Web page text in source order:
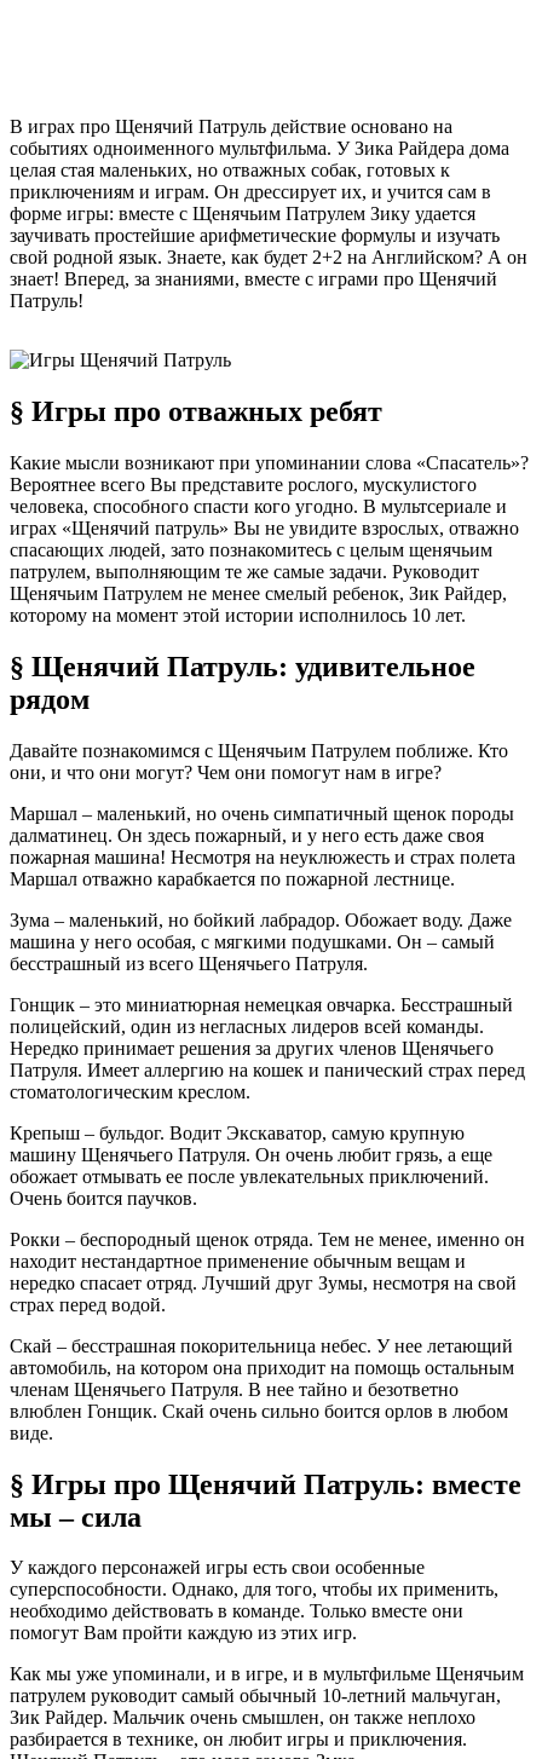
В играх про Щенячий Патруль действие основано на
событиях одноименного мультфильма. У Зика Райдера дома
целая стая маленьких, но отважных собак, готовых к
приключениям и играм. Он дрессирует их, и учится сам в
форме игры: вместе с Щенячьим Патрулем Зику удается
заучивать простейшие арифметические формулы и изучать
свой родной язык. Знаете, как будет 2+2 на Английском? А он
знает! Вперед, за знаниями, вместе с играми про Щенячий
Патруль!
§ Игры про отважных ребят
Какие мысли возникают при упоминании слова «Спасатель»?
Вероятнее всего Вы представите рослого, мускулистого
человека, способного спасти кого угодно. В мультсериале и
играх «Щенячий патруль» Вы не увидите взрослых, отважно
спасающих людей, зато познакомитесь с целым щенячьим
патрулем, выполняющим те же самые задачи. Руководит
Щенячьим Патрулем не менее смелый ребенок, Зик Райдер,
которому на момент этой истории исполнилось 10 лет.
§ Щенячий Патруль: удивительное
рядом
Давайте познакомимся с Щенячьим Патрулем поближе. Кто
они, и что они могут? Чем они помогут нам в игре?
Маршал – маленький, но очень симпатичный щенок породы
далматинец. Он здесь пожарный, и у него есть даже своя
пожарная машина! Несмотря на неуклюжесть и страх полета
Маршал отважно карабкается по пожарной лестнице.
Зума – маленький, но бойкий лабрадор. Обожает воду. Даже
машина у него особая, с мягкими подушками. Он – самый
бесстрашный из всего Щенячьего Патруля.
Гонщик – это миниатюрная немецкая овчарка. Бесстрашный
полицейский, один из негласных лидеров всей команды.
Нередко принимает решения за других членов Щенячьего
Патруля. Имеет аллергию на кошек и панический страх перед
стоматологическим креслом.
Крепыш – бульдог. Водит Экскаватор, самую крупную
машину Щенячьего Патруля. Он очень любит грязь, а еще
обожает отмывать ее после увлекательных приключений.
Очень боится паучков.
Рокки – беспородный щенок отряда. Тем не менее, именно он
находит нестандартное применение обычным вещам и
нередко спасает отряд. Лучший друг Зумы, несмотря на свой
страх перед водой.
Скай – бесстрашная покорительница небес. У нее летающий
автомобиль, на котором она приходит на помощь остальным
членам Щенячьего Патруля. В нее тайно и безответно
влюблен Гонщик. Скай очень сильно боится орлов в любом
виде.
§ Игры про Щенячий Патруль: вместе
мы – сила
У каждого персонажей игры есть свои особенные
суперспособности. Однако, для того, чтобы их применить,
необходимо действовать в команде. Только вместе они
помогут Вам пройти каждую из этих игр.
Как мы уже упоминали, и в игре, и в мультфильме Щенячьим
патрулем руководит самый обычный 10-летний мальчуган,
Зик Райдер. Мальчик очень смышлен, он также неплохо
разбирается в технике, он любит игры и приключения.